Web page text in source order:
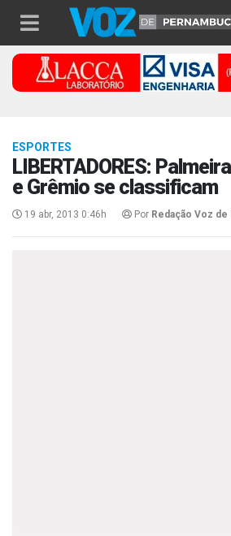
ESPORTES
LIBERTADORES:
e Grêmio se classificam
19 abr, 2013 0:46h Por Redação Voz